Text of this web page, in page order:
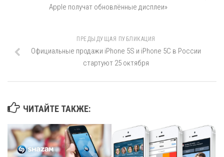
Apple получат обновлённые дисплеи»
ПРЕДЫДУЩАЯ ПУБЛИКАЦИЯ
Официальные продажи iPhone 5S и iPhone 5C в России
стартуют 25 октября
ЧИТАЙТЕ ТАКЖЕ: